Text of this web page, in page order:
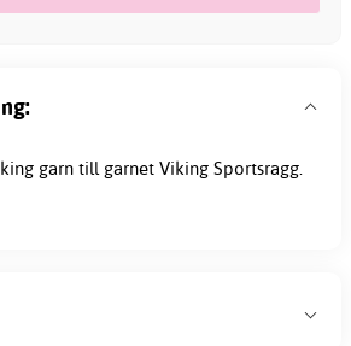
garn till garnet Viking Sportsragg.